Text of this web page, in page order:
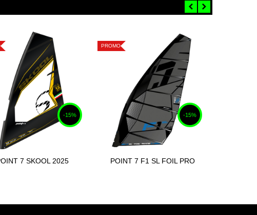
-15%
Ajouter au panier
7 SKOOL 2025
PROMO
-15%
Ajouter au panier
POINT 7 F1 SL FOIL PRO